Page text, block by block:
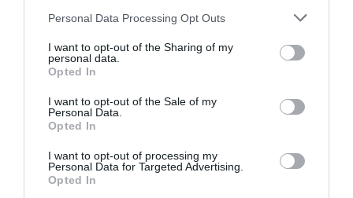
Personal Data Processing Opt Outs
I want to opt-out of the Sharing of my
personal data.
Opted In
I want to opt-out of the Sale of my
Personal Data.
Opted In
I want to opt-out of processing my
Personal Data for Targeted Advertising.
Opted In
COMPETIÇÕES NACIONAIS
CAMP.